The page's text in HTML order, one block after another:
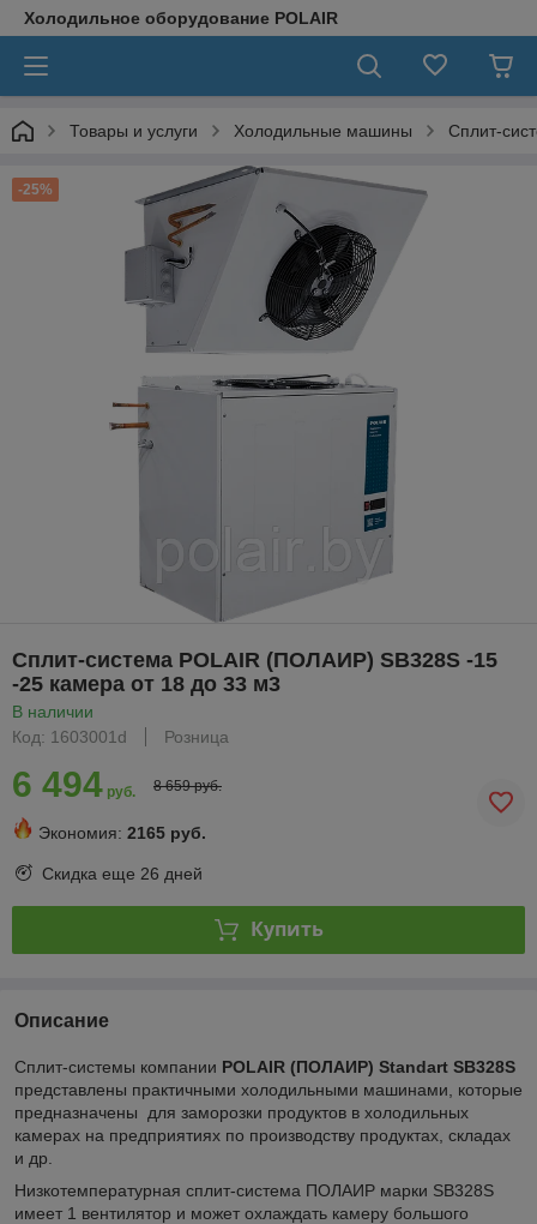
Холодильное оборудование POLAIR
Товары и услуги Холодильные машины Сплит-
-25%
Сплит-система POLAIR (ПОЛАИР) SB328S -15
-25 камера от 18 до 33 м3
В наличии
Код: 1603001d
Розница
6 494 руб. 8 659 руб.
Экономия: 2165 руб.
Скидка еще 26 дней
Купить
Описание
Сплит-системы компании POLAIR (ПОЛАИР) Standart SВ328S
представлены практичными холодильными машинами, которые
предназначены для заморозки продуктов в холодильных
камерах на предприятиях по производству продуктах, складах
и др.
Низкотемпературная сплит-система ПОЛАИР марки SВ328S
имеет 1 вентилятор и может охлаждать камеру большого